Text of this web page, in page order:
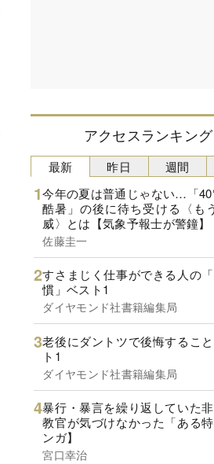
アクセスランキング
最新
今年の夏は普通じゃない…「
酷暑」の後に待ち受ける〈も
威〉とは【気象予報士が警鐘】
佐藤圭一
すさまじく仕事ができる人の
慣」ベスト1
ダイヤモンド社書籍編集局
老後にダントツで後悔するこ
ト1
ダイヤモンド社書籍編集局
暴行・暴言を繰り返していた
教官が気づけなかった「ある
ンガ】
宮口幸治
昨日 週間